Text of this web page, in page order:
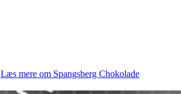
Læs mere om Spangsberg Chokolade